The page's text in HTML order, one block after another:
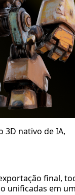
3D nativo de IA,
final,
unificadas em